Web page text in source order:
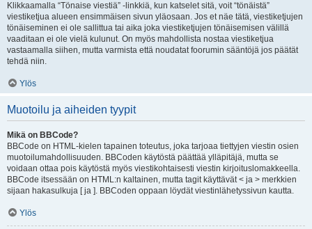
Klikkaamalla “Tönaise viestiä” -linkkiä, kun katselet sitä, voit “tönäistä”
viestiketjua alueen ensimmäisen sivun yläosaan. Jos et näe tätä, viestiketjujen
tönäiseminen ei ole sallittua tai aika joka viestiketjujen tönäisemisen välillä
vaaditaan ei ole vielä kulunut. On myös mahdollista nostaa viestiketjua
vastaamalla siihen, mutta varmista että noudatat foorumin sääntöjä jos päätät
tehdä niin.
Ylös
Muotoilu ja aiheiden tyypit
Mikä on BBCode?
BBCode on HTML-kielen tapainen toteutus, joka tarjoaa tiettyjen viestin osien
muotoilumahdollisuuden. BBCoden käytöstä päättää ylläpitäjä, mutta se
voidaan ottaa pois käytöstä myös viestikohtaisesti viestin kirjoituslomakkeella.
BBCode itsessään on HTML:n kaltainen, mutta tagit käyttävät < ja > merkkien
sijaan hakasulkuja [ ja ]. BBCoden oppaan löydät viestinlähetyssivun kautta.
Ylös